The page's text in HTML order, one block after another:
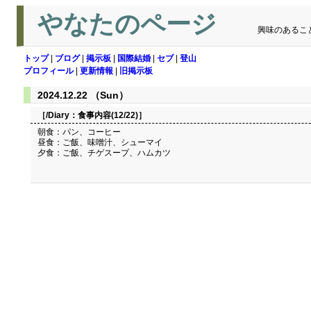
やなたのページ 興味のあるこ
トップ| ブログ| 掲示板 国際結婚 セブ| 登山
プロフィール| 更新情報 旧掲示板
2024.12.22 （Sun）
［/Diary： 食事内容(12/22)］
朝食：パン、コーヒー
昼食：ご飯、味噌汁、シューマイ
夕食：ご飯、チゲスープ、ハムカツ